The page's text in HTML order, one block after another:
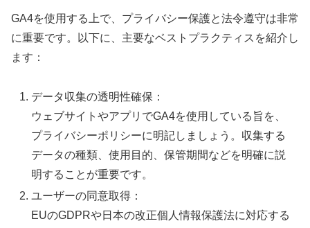
GA4を使用する上で、プライバシー保護と法令遵守は非常
に重要です。以下に、主要なベストプラクティスを紹介し
ます：
データ収集の透明性確保：
ウェブサイトやアプリでGA4を使用している旨を、
プライバシーポリシーに明記しましょう。収集する
データの種類、使用目的、保管期間などを明確に説
明することが重要です。
ユーザーの同意取得：
EUのGDPRや日本の改正個人情報保護法に対応する